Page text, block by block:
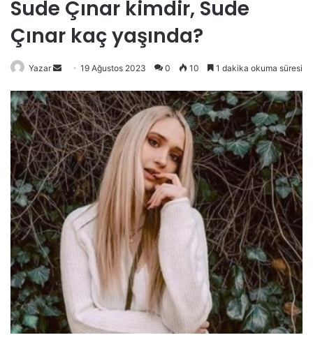
Sude Çınar kimdir, Sude
Çınar kaç yaşında?
Yazar
Bir
posta
göndermek
19 Ağustos 2023 0 10 1 dakika okuma süresi